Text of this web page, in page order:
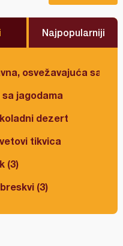
Najpopularniji
osvežavajuća salata
jagodama
dezert
tikvica
(3)
(3)